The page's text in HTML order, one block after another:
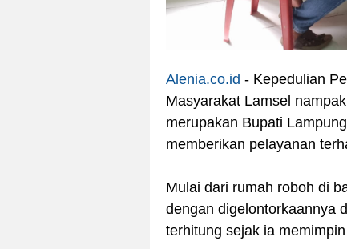
Alenia.co.id - Kepedulian
Masyarakat Lamsel
merupakan Bupati
memberikan pelayanan
Mulai dari rumah roboh di
dengan digelontorkaannya
terhitung sejak ia